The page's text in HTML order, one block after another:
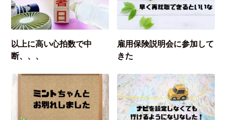
以上に高い心拍数で中
断、、、
雇用保険説明会に参加して
きた